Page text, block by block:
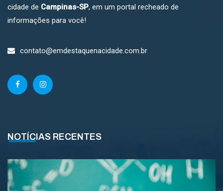
cidade de Campinas-SP, em um portal recheado de
informações para você!
contato@emdestaquenacidade.com.br
NOTÍCIAS RECENTES